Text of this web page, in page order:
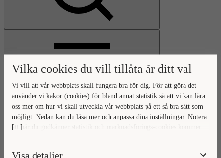
Vilka cookies du vill tillåta är ditt val
[...]
Vi vill att vår webbplats skall fungera bra för dig. För att göra det
använder vi kakor (cookies) för bland annat statistik så att vi kan lära
oss mer om hur vi skall utveckla vår webbplats på ett så bra sätt som
möjligt. Nedan kan du läsa mer och anpassa dina inställningar. Notera
att när du godkänner statistik och marknadsförings-cookies kommer
Visa detaljer
Öppna
huvudmeny
GåStäng
huvudmeny